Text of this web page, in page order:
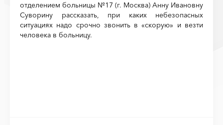
отделением больницы №17 (г. Москва) Анну Ивановну
Суворину рассказать, при каких небезопасных
ситуациях надо срочно звонить в «скорую» и везти
человека в больницу.